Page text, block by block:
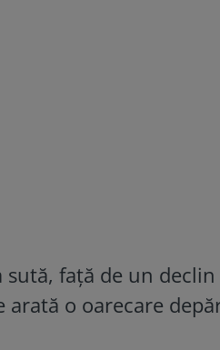
față de un declin
arată o oarecare